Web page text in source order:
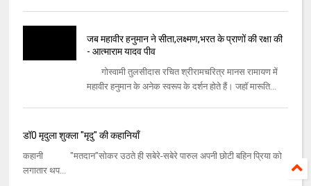
जब महावीर हनुमान ने सीता,लक्ष्‍मण,भरत के प्राणों की रक्षा की
- आत्‍माराम यादव पीव
गोस्‍वामी तुलसीदास रचित श्रीरामचरित्र मानस रामायण में
महावीर हनुमान के अनेक स्‍वरूप के दर्शन होते हैं। जहॉ मारूति...
डॉ0 मृदुला शुक्ला "मृदु" की कहानियाँ
कहानी "मतदान"सोकर उठते ही सबेरे-सबेरे पारुल अपनी छोटी बहिन प्रिया को
लगातार थप...